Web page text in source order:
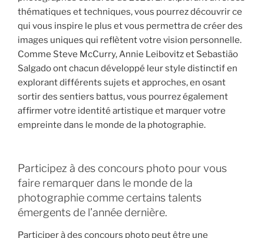
thématiques et techniques, vous pourrez découvrir ce
qui vous inspire le plus et vous permettra de créer des
images uniques qui reflètent votre vision personnelle.
Comme Steve McCurry, Annie Leibovitz et Sebastião
Salgado ont chacun développé leur style distinctif en
explorant différents sujets et approches, en osant
sortir des sentiers battus, vous pourrez également
affirmer votre identité artistique et marquer votre
empreinte dans le monde de la photographie.
Participez à des concours photo pour vous
faire remarquer dans le monde de la
photographie comme certains talents
émergents de l’année dernière.
Participer à des concours photo peut être une